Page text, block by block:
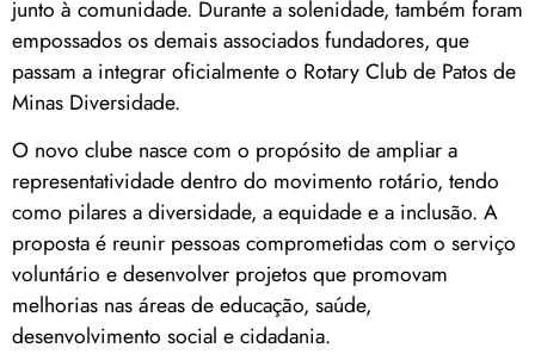
junto à comunidade. Durante a solenidade, também foram
empossados os demais associados fundadores, que
passam a integrar oficialmente o Rotary Club de Patos de
Minas Diversidade.
O novo clube nasce com o propósito de ampliar a
representatividade dentro do movimento rotário, tendo
como pilares a diversidade, a equidade e a inclusão. A
proposta é reunir pessoas comprometidas com o serviço
voluntário e desenvolver projetos que promovam
melhorias nas áreas de educação, saúde,
desenvolvimento social e cidadania.